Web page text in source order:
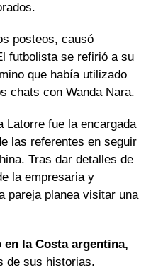
posteos, causó
futbolista se refirió a su
que había utilizado
chats con Wanda Nara.
Latorre fue la encargada
las referentes en seguir
Tras dar detalles de
la empresaria y
pareja planea visitar una
la Costa argentina,
de sus historias.